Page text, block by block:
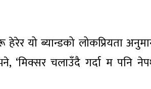
यो ब्यान्डको लोकप्रियता
‘मिक्सर चलाउँदै गर्दा म पनि